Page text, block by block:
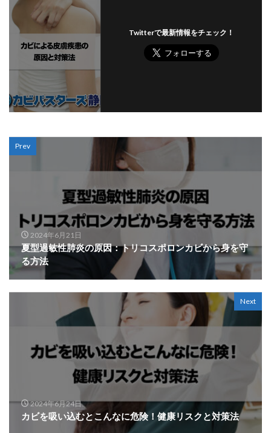
Twitterで最新情報をチェック！
Prev
2024年6月21日
夏型過敏性肺炎の原因：トリコスポロンカビから身を守
る方法
Next
2024年6月24日
カビを吸い込むとこんなに危険！健康リスクと対策法